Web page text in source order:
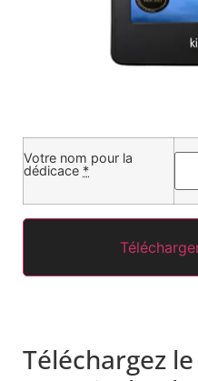
Votre nom pour la
dédicace *
Téléchargez